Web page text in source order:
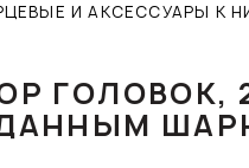
И АКСЕССУАРЫ К
ГОЛОВОК,